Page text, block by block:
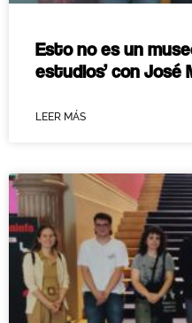
Esto no es un
estudios’ con José
LEER MÁS